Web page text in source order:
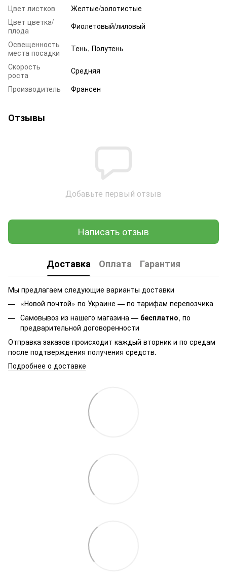
Цвет листков
Желтые/золотистые
Цвет цветка/
плода
Фиолетовый/лиловый
Освещенность
места посадки
Тень, Полутень
Скорость
роста
Средняя
Производитель
Франсен
Отзывы
Добавьте первый отзыв
Написать отзыв
Доставка Оплата Гарантия
Мы предлагаем следующие варианты доставки
«Новой почтой» по Украине — по тарифам перевозчика
Самовывоз из нашего магазина — бесплатно, по
предварительной договоренности
Отправка заказов происходит каждый вторник и по средам
после подтверждения получения средств.
Подробнее о доставке